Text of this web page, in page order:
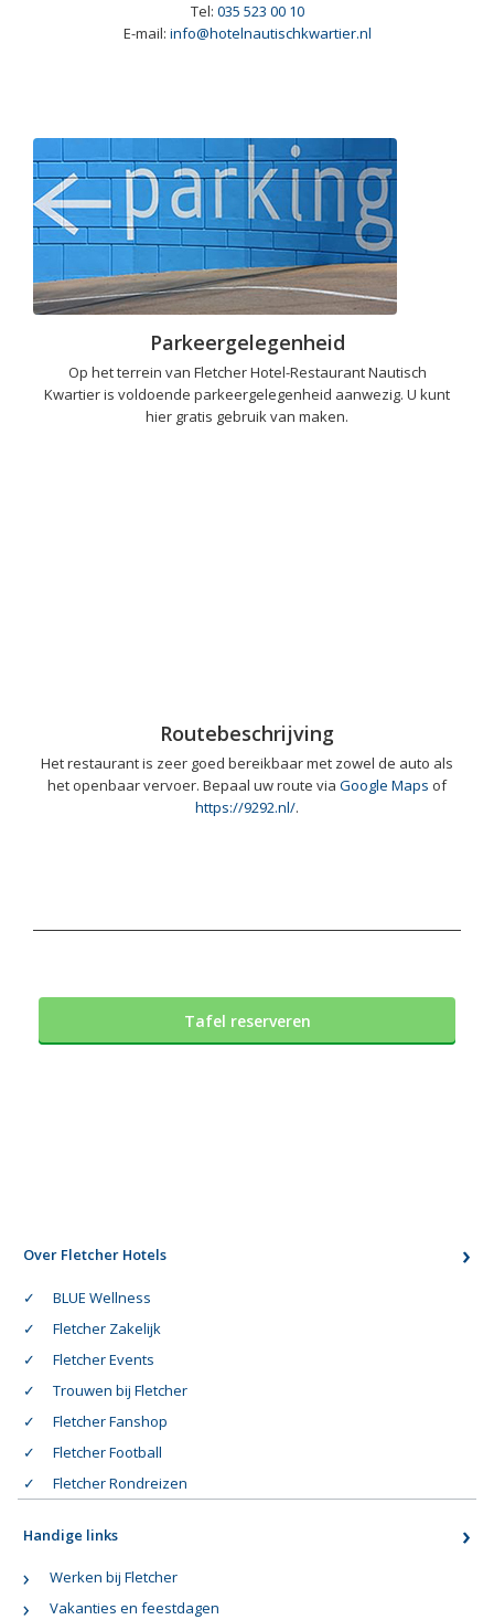
Tel: 035 523 00 10
E-mail: info@hotelnautischkwartier.nl
Parkeergelegenheid
Op het terrein van Fletcher Hotel-Restaurant Nautisch
Kwartier is voldoende parkeergelegenheid aanwezig. U kunt
hier gratis gebruik van maken.
Routebeschrijving
Het restaurant is zeer goed bereikbaar met zowel de auto als
het openbaar vervoer. Bepaal uw route via Google Maps of
https://9292.nl/.
Tafel reserveren
Over Fletcher Hotels
BLUE Wellness
Fletcher Zakelijk
Fletcher Events
Trouwen bij Fletcher
Fletcher Fanshop
Fletcher Football
Fletcher Rondreizen
Handige links
Werken bij Fletcher
Vakanties en feestdagen